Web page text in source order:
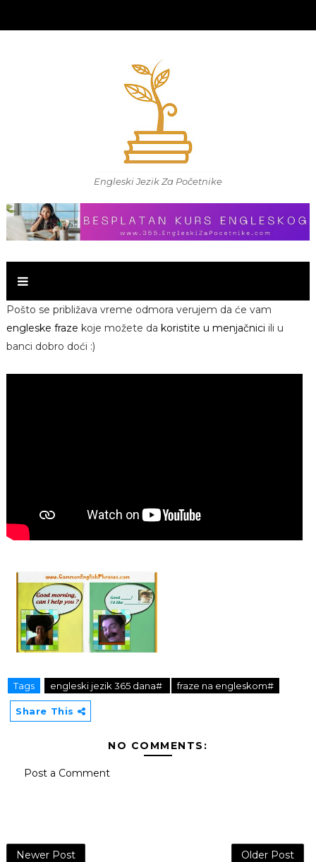
Engleski Jezik Za Početnike
Pošto se približava vreme odmora verujem da će vam
engleske fraze koje možete da koristite u menjačnici ili u
banci dobro doći :)
Tags engleski jezik 365 dana# fraze na engleskom#
Share This
NO COMMENTS:
Post a Comment
Newer Post Older Post